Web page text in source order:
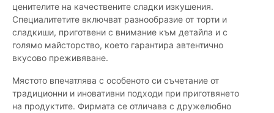
ценителите на качествените сладки изкушения.
Специалитетите включват разнообразие от торти и
сладкиши, приготвени с внимание към детайла и с
голямо майсторство, което гарантира автентично
вкусово преживяване.
Мястото впечатлява с особеното си съчетание от
традиционни и иновативни подходи при приготвянето
на продуктите. Фирмата се отличава с дружелюбно